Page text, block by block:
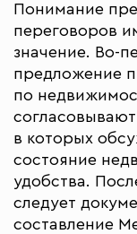
Понимание
переговоров
значение. Во-
предложение
по
в которых
состояние
удобства.
следует
составление